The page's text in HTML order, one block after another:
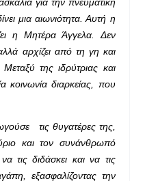
μια αιωνιότητα. Αυτή η
η Μητέρα Άγγελα. Δεν
αρχίζει από τη γη και
της ιδρύτριας και
κοινωνία διαρκείας, που
τις θυγατέρες της,
και τον συνάνθρωπό
τις διδάσκει και να τις
εξασφαλίζοντας την